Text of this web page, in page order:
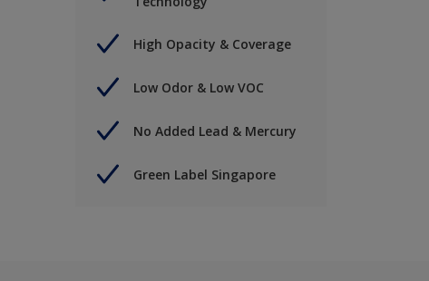
High Opacity & Coverage
Low Odor & Low VOC
No Added Lead & Mercury
Green Label Singapore